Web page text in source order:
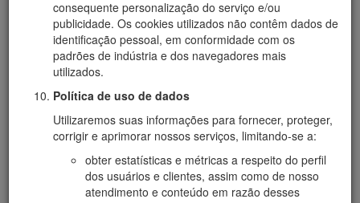
consequente personalização do serviço e/ou
publicidade. Os cookies utilizados não contêm dados de
identificação pessoal, em conformidade com os
padrões de indústria e dos navegadores mais
utilizados.
Política de uso de dados
Utilizaremos suas informações para fornecer, proteger,
corrigir e aprimorar nossos serviços, limitando-se a:
obter estatísticas e métricas a respeito do perfil
dos usuários e clientes, assim como de nosso
atendimento e conteúdo em razão desses